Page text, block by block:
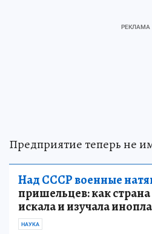
Предприятие теперь не
Над СССР военные
пришельцев: как страна
искала и изучала
НАУКА